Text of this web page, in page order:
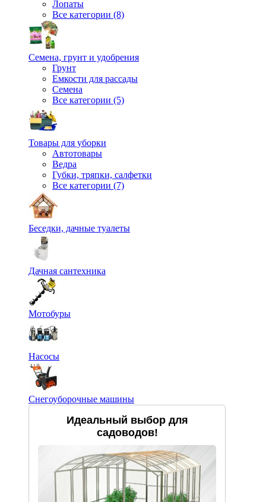
Лопаты
Все категории (8)
Семена, грунт и удобрения
Грунт
Емкости для рассады
Семена
Все категории (5)
Товары для уборки
Автотовары
Ведра
Губки, тряпки, салфетки
Все категории (7)
Беседки, дачные туалеты
Дачная сантехника
Мотобуры
Насосы
Снегоуборочные машины
Идеальный выбор для
садоводов!